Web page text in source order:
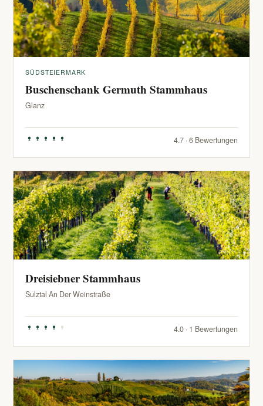
SÜDSTEIERMARK
Buschenschank Germuth Stammhaus
Glanz
4.7 · 6 Bewertungen
Dreisiebner Stammhaus
Sulztal An Der Weinstraße
4.0 · 1 Bewertungen